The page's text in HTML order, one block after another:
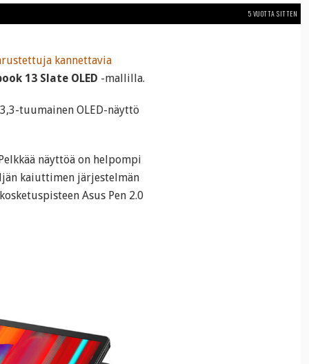
5 VUOTTA SITTEN
kannettavia
13 Slate OLED -mallilla.
tuumainen OLED-näyttö
näyttöä on helpompi
kaiuttimen järjestelmän
Asus Pen 2.0